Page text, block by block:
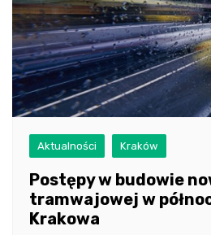
Aktualności Kraków
Postępy w budowie
tramwajowej w
Krakowa